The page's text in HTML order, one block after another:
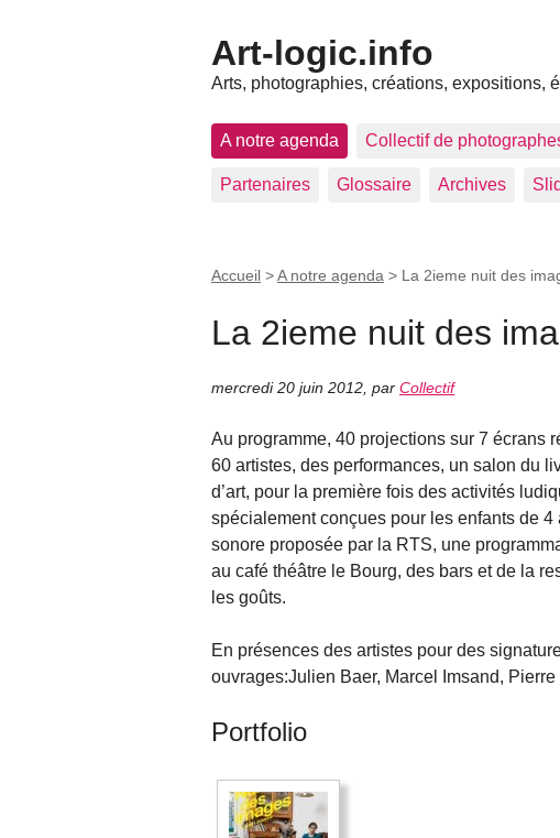
Art-logic.info
Arts, photographies, créations, expositions,
A notre agenda Collectif de
Partenaires Glossaire Archives
Accueil >A notre agenda > La 2ieme nuit des
La 2ieme nuit des
mercredi 20 juin 2012 par Collectif
Au programme, 40 projections sur 7 écrans
60 artistes, des performances, un salon du
d’art, pour la première fois des activités
spécialement conçues pour les enfants de 4
sonore proposée par la RTS, une
au café théâtre le Bourg, des bars et de la
les goûts.
En présences des artistes pour des
ouvrages:Julien Baer, Marcel Imsand,
Portfolio